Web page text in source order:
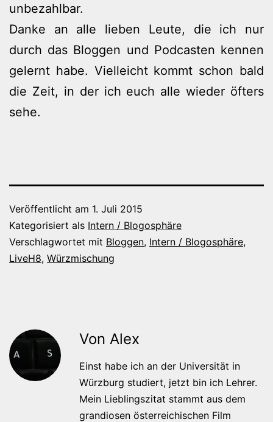
unbezahlbar.
Danke an alle lieben Leute, die ich nur
durch das Bloggen und Podcasten kennen
gelernt habe. Vielleicht kommt schon bald
die Zeit, in der ich euch alle wieder öfters
sehe.
Veröffentlicht am 1. Juli 2015
Kategorisiert als Intern / Blogosphäre
Verschlagwortet mit Bloggen, Intern / Blogosphäre,
LiveH8, Würzmischung
Von Alex
Einst habe ich an der Universität in
Würzburg studiert, jetzt bin ich Lehrer.
Mein Lieblingszitat stammt aus dem
grandiosen österreichischen Film